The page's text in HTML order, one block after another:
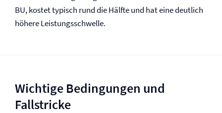
BU, kostet typisch rund die Hälfte und hat eine deutlich
höhere Leistungsschwelle.
Wichtige Bedingungen und
Fallstricke